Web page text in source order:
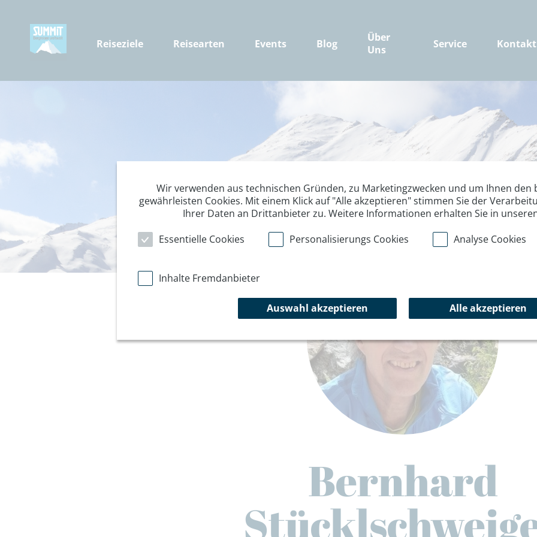
Reiseziele Reisearten Events Blog
Über
Uns
Service Kontakt
Bernhard
Wir verwenden aus technischen Gründen, zu Marketingzwecken und um Ihnen den
gewährleisten Cookies. Mit einem Klick auf "Alle akzeptieren" stimmen Sie der
Ihrer Daten an Drittanbieter zu. Weitere Informationen erhalten Sie in
Essentielle Cookies
Personalisierungs Cookies Analyse Cookies
Inhalte Fremdanbieter
Auswahl akzeptieren Alle akzeptieren